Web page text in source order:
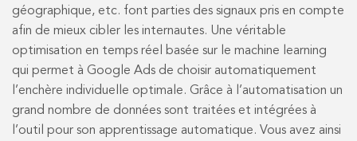
géographique, etc. font parties des signaux pris en compte
afin de mieux cibler les internautes. Une véritable
optimisation en temps réel basée sur le machine learning
qui permet à Google Ads de choisir automatiquement
l’enchère individuelle optimale. Grâce à l’automatisation un
grand nombre de données sont traitées et intégrées à
l’outil pour son apprentissage automatique. Vous avez ainsi